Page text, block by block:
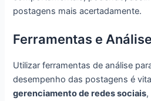
postagens mais acertadamente.
Ferramentas e
Utilizar ferramentas de análise
desempenho das postagens é
gerenciamento de redes sociais,